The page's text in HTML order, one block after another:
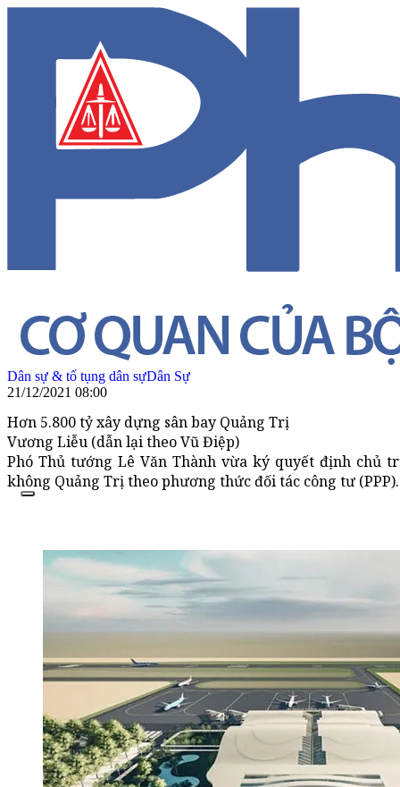
Dân sự & tố tụng dân sựDân Sự
21/12/2021 08:00
Hơn 5.800 tỷ xây dựng sân bay Quảng Trị
Vương Liễu (dẫn lại theo Vũ Điệp)
Phó Thủ tướng Lê Văn Thành vừa ký quyết định chủ
không Quảng Trị theo phương thức đối tác công tư (PPP).